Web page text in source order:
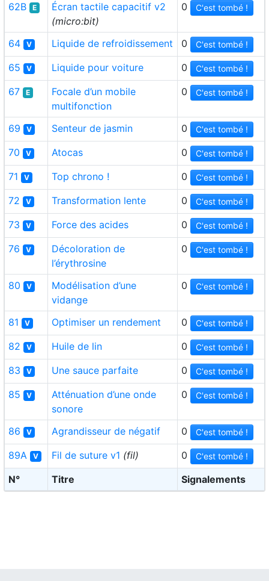
N° Titre Signalements
62B E
Écran tactile capacitif v2
(micro:bit)
0 C'est tombé !
64 V Liquide de refroidissement 0 C'est tombé !
65 V Liquide pour voiture 0 C'est tombé !
67 E
Focale d’un mobile
multifonction
0 C'est tombé !
69 V Senteur de jasmin 0 C'est tombé !
70 V Atocas 0 C'est tombé !
71 V Top chrono ! 0 C'est tombé !
72 V Transformation lente 0 C'est tombé !
73 V Force des acides 0 C'est tombé !
76 V
Décoloration de
l’érythrosine
0 C'est tombé !
80 V
Modélisation d’une
vidange
0 C'est tombé !
81 V Optimiser un rendement 0 C'est tombé !
82 V Huile de lin 0 C'est tombé !
83 V Une sauce parfaite 0 C'est tombé !
85 V
Atténuation d’une onde
sonore
0 C'est tombé !
86 V Agrandisseur de négatif 0 C'est tombé !
89A V Fil de suture v1 (fil) 0 C'est tombé !